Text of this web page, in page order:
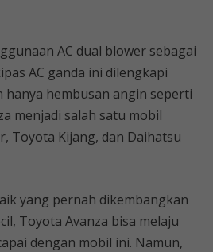
AC dual blower sebagai
AC ganda ini dilengkapi
hembusan angin seperti
menjadi salah satu mobil
Toyota Kijang, dan Daihatsu
yang pernah dikembangkan
Toyota Avanza bisa melaju
dengan mobil ini. Namun,